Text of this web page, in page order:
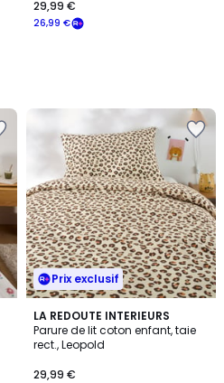
26,99 €
29,99 €
Prix exclusif
LA REDOUTE INTERIEURS
Parure de lit coton enfant, taie
rect., Leopold
29,99 €